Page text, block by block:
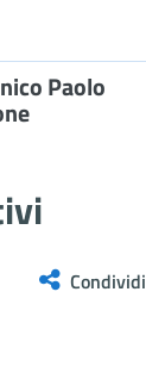
Paolo
Condividi